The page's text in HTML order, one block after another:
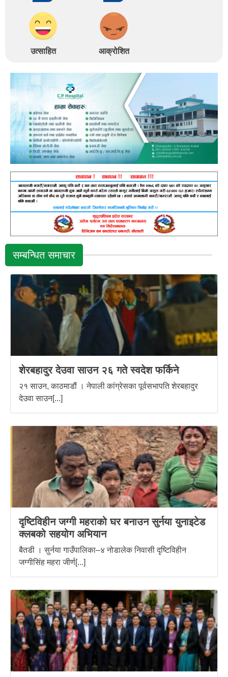
उत्साहित आक्रोशित
सम्बन्धित समाचार
शेरबहादुर देउवा साउन २६ गते स्वदेश फर्किने
२१ साउन, काठमाडौं । नेपाली कांग्रेसका पूर्वसभापति शेरबहादुर
देउवा साउन[...]
दृष्टिविहीन जग्गी महराको घर बनाउन सुर्नया युनाइटेड
क्लबको सहयोग अभियान
बैतडी । सुर्नया गाउँपालिका–४ नोडालेक निवासी दृष्टिविहीन
जग्गीसिंह महरा जीर्ण[...]